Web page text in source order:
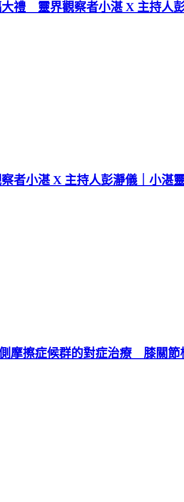
禮 靈界觀察者小湛 X 主持人
小湛 X 主持人彭瀞儀｜小湛
摩擦症候群的對症治療 膝關